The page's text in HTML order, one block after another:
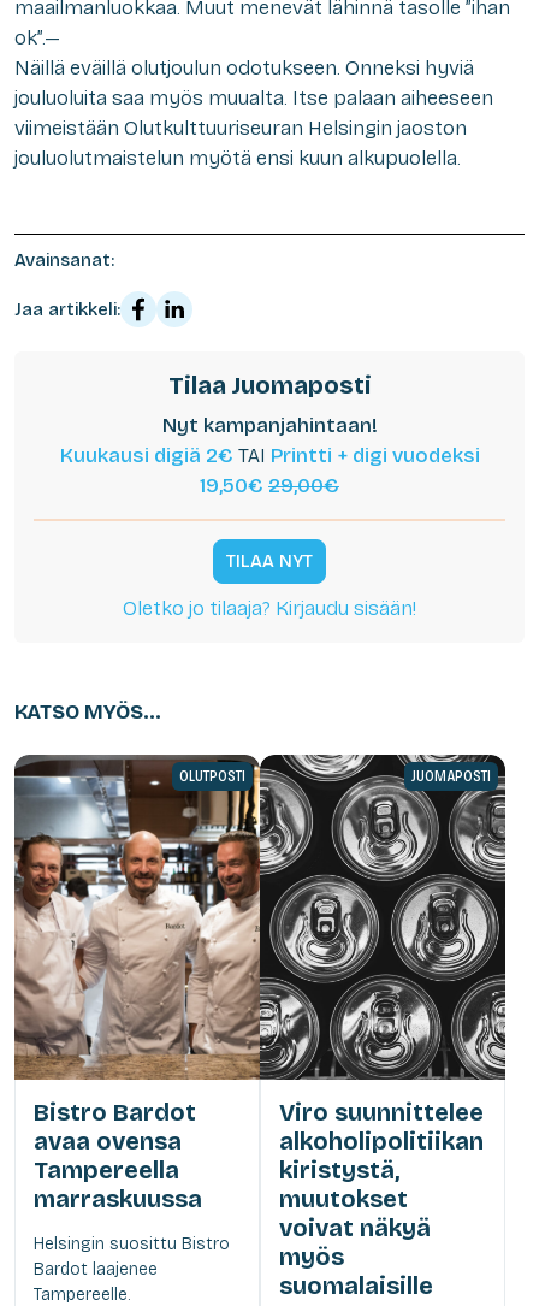
maailmanluokkaa. Muut menevät lähinnä tasolle ”ihan
ok”.—
Näillä eväillä olutjoulun odotukseen. Onneksi hyviä
jouluoluita saa myös muualta. Itse palaan aiheeseen
viimeistään Olutkulttuuriseuran Helsingin jaoston
jouluolutmaistelun myötä ensi kuun alkupuolella.
Avainsanat:
Jaa artikkeli:
Tilaa Juomaposti
Nyt kampanjahintaan!
Kuukausi digiä 2€ TAI Printti + digi vuodeksi
19,50€ 29,00€
TILAA NYT
Oletko jo tilaaja? Kirjaudu sisään!
KATSO MYÖS...
OLUTPOSTI
Bistro Bardot
avaa ovensa
Tampereella
marraskuussa
Helsingin suosittu Bistro
Bardot laajenee
Tampereelle.
JUOMAPOSTI
Viro suunnittelee
alkoholipolitiikan
kiristystä,
muutokset
voivat näkyä
myös
suomalaisille